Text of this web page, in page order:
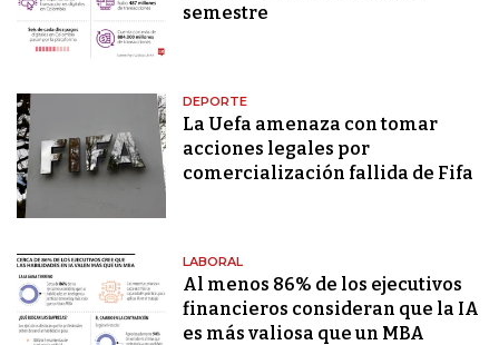
semestre
DEPORTE
La Uefa amenaza con tomar
acciones legales por
comercialización fallida de Fifa
LABORAL
Al menos 86% de los ejecutivos
financieros consideran que la IA
es más valiosa que un MBA